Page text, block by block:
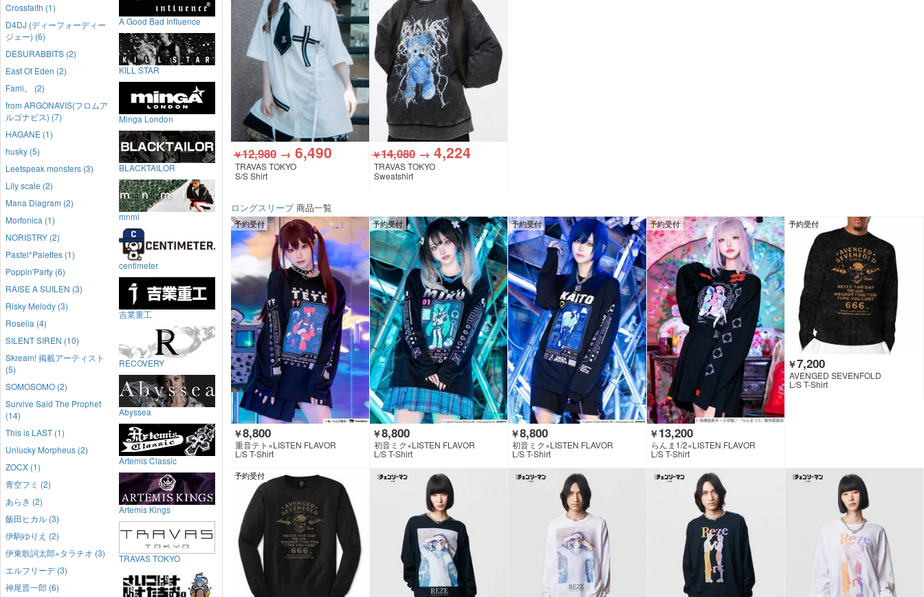
￥12,980 → 6,490
TRAVAS TOKYO
S/S Shirt
￥14,080→ 4,224
TRAVAS TOKYO
Sweatshirt
ロングスリーブ 商品一覧
予約受付
￥8,800
重音テト×LISTEN FLAVOR
L/S T-Shirt
予約受付
￥8,800
初音ミク×LISTEN FLAVOR
L/S T-Shirt
予約受付
￥8,800
初音ミク×LISTEN FLAVOR
L/S T-Shirt
予約受付
￥13,200
らんま1/2×LISTEN FLAVOR
L/S T-Shirt
予約受付
￥7,200
AVENGED SEVENFOLD
L/S T-Shirt
予約受付
Crossfaith (1)
D4DJ (ディーフォーディー
ジェー) (6)
DESURABBITS (2)
East Of Eden (2)
Fami。 (2)
from ARGONAVIS(フロムア
ルゴナビス) (7)
HAGANE (1)
husky (5)
Leetspeak monsters (3)
Lily scale (2)
Mana Diagram (2)
Morfonica (1)
NORISTRY (2)
Pastel*Palettes (1)
Poppin'Party (6)
RAISE A SUILEN (3)
Risky Melody (3)
Roselia (4)
SILENT SIREN (10)
Skream! 掲載アーティスト
(5)
SOMOSOMO (2)
Survive Said The Prophet
(14)
This is LAST (1)
Unlucky Morpheus (2)
ZOCX (1)
青空フミ (2)
あらき (2)
飯田ヒカル (3)
伊駒ゆりえ (2)
伊東歌詞太郎×タラチオ (3)
エルフリーデ (3)
神尾晋一郎 (6)
A Good Bad Influence
KILL STAR
Minga London
BLACKTAILOR
mnml
centimeter
吉業重工
RECOVERY
Abyssea
Artemis Classic
Artemis Kings
TRAVAS TOKYO